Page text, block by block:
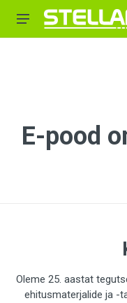
E-pood
Oleme 25. aastat
ehitusmaterjalide ja -